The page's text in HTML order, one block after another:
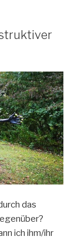
das
ich ihm/ihr